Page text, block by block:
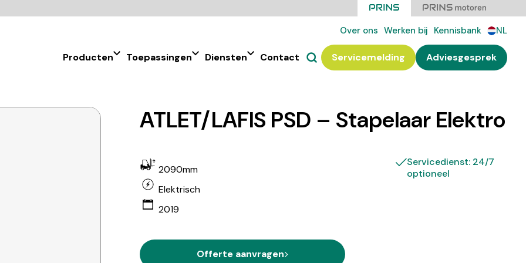
Over ons Werken bij Kennisbank NL
Producten Toepassingen Diensten Contact Servicemelding Adviesgesprek
ATLET/LAFIS PSD – Stapelaar Elektro
2090mm
Elektrisch
2019
Offerte aanvragen
Servicedienst: 24/7
optioneel